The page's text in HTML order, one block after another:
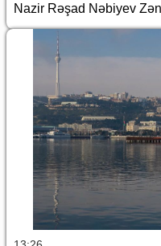
Nazir Rəşad Nəbiyev